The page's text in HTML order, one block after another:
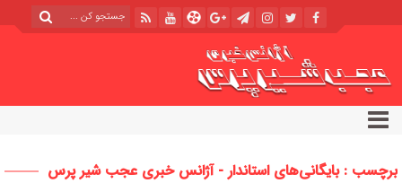
برچسب : بایگانی‌های استاندار - آژانس خبری عجب شیر پرس